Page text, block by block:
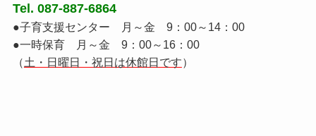
Tel. 087-887-6864
●子育支援センター 月～金 9：00～14：00
●一時保育 月～金 9：00～16：00
（土・日曜日・祝日は休館日です）